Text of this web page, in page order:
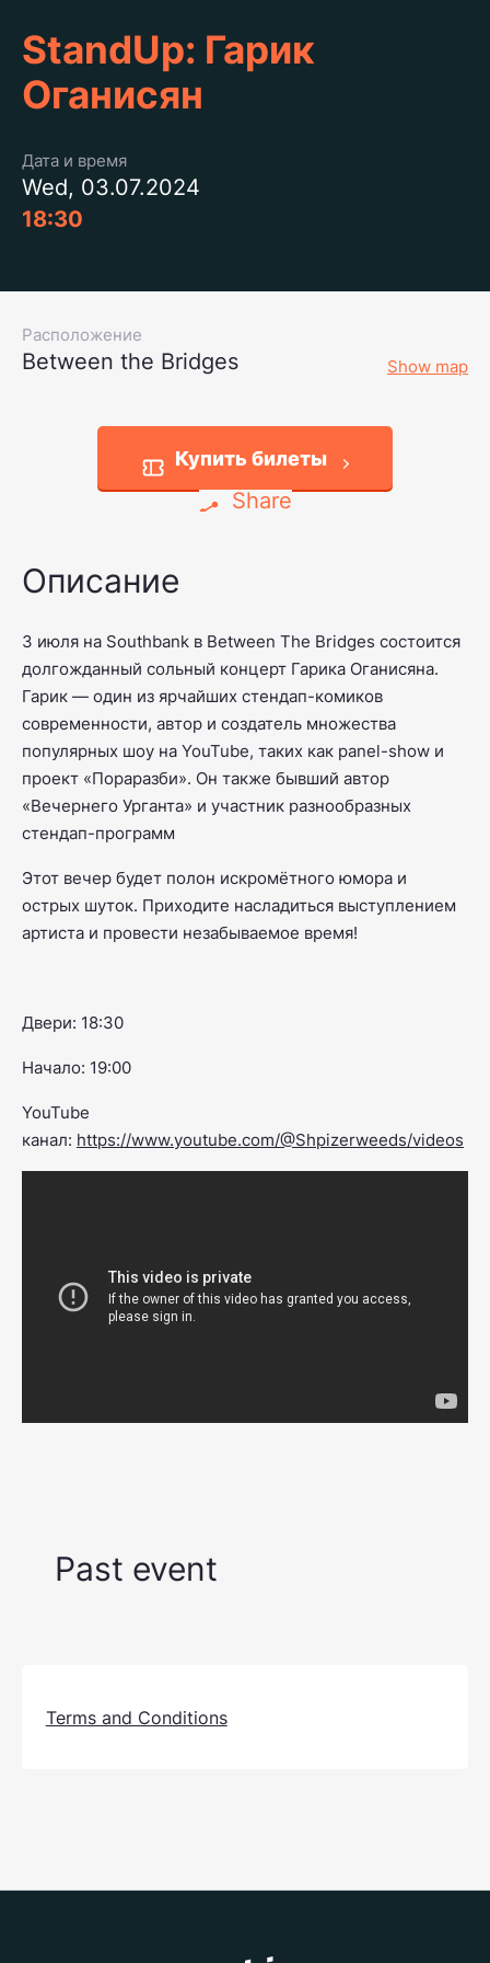
StandUp: Гарик
Оганисян
Дата и время
Wed, 03.07.2024
18:30
Расположение
Between the Bridges Show map
Купить билеты
Share
Описание
3 июля на Southbank в Between The Bridges состоится
долгожданный сольный концерт Гарика Оганисяна.
Гарик — один из ярчайших стендап-комиков
современности, автор и создатель множества
популярных шоу на YouTube, таких как panel-show и
проект «Пораразби». Он также бывший автор
«Вечернего Урганта» и участник разнообразных
стендап-программ
Этот вечер будет полон искромётного юмора и
острых шуток. Приходите насладиться выступлением
артиста и провести незабываемое время!
Двери: 18:30
Начало: 19:00
YouTube
канал: https://www.youtube.com/@Shpizerweeds/videos
Past event
Terms and Conditions